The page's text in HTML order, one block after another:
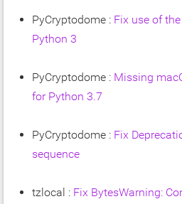
PyCryptodome : Fix use of
Python 3
PyCryptodome : Missing
for Python 3.7
PyCryptodome : Fix
sequence
tzlocal : Fix BytesWarning: